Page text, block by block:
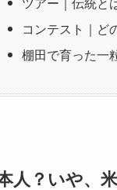
ツアー｜伝統と
コンテスト｜ど
棚田で育った一
人？いや、米